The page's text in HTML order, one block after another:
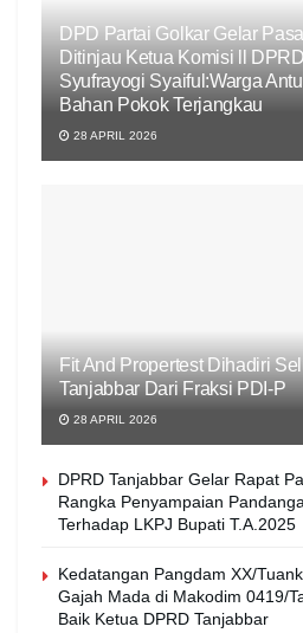
DPD Partai Golkar Gelar
Ditinjau Ketua Komisi ll
Syufrayogi Syaiful:Warga
Bahan Pokok Terjangkau
28 APRIL 2026
Fit And Propertest Dihadiri
Tanjabbar Dari Fraksi PDI-P
28 APRIL 2026
DPRD Tanjabbar Gelar Rapat
Rangka Penyampaian
Terhadap LKPJ Bupati T.A.2025
Kedatangan Pangdam XX/
Gajah Mada di Makodim 0419/
Baik Ketua DPRD Tanjabbar